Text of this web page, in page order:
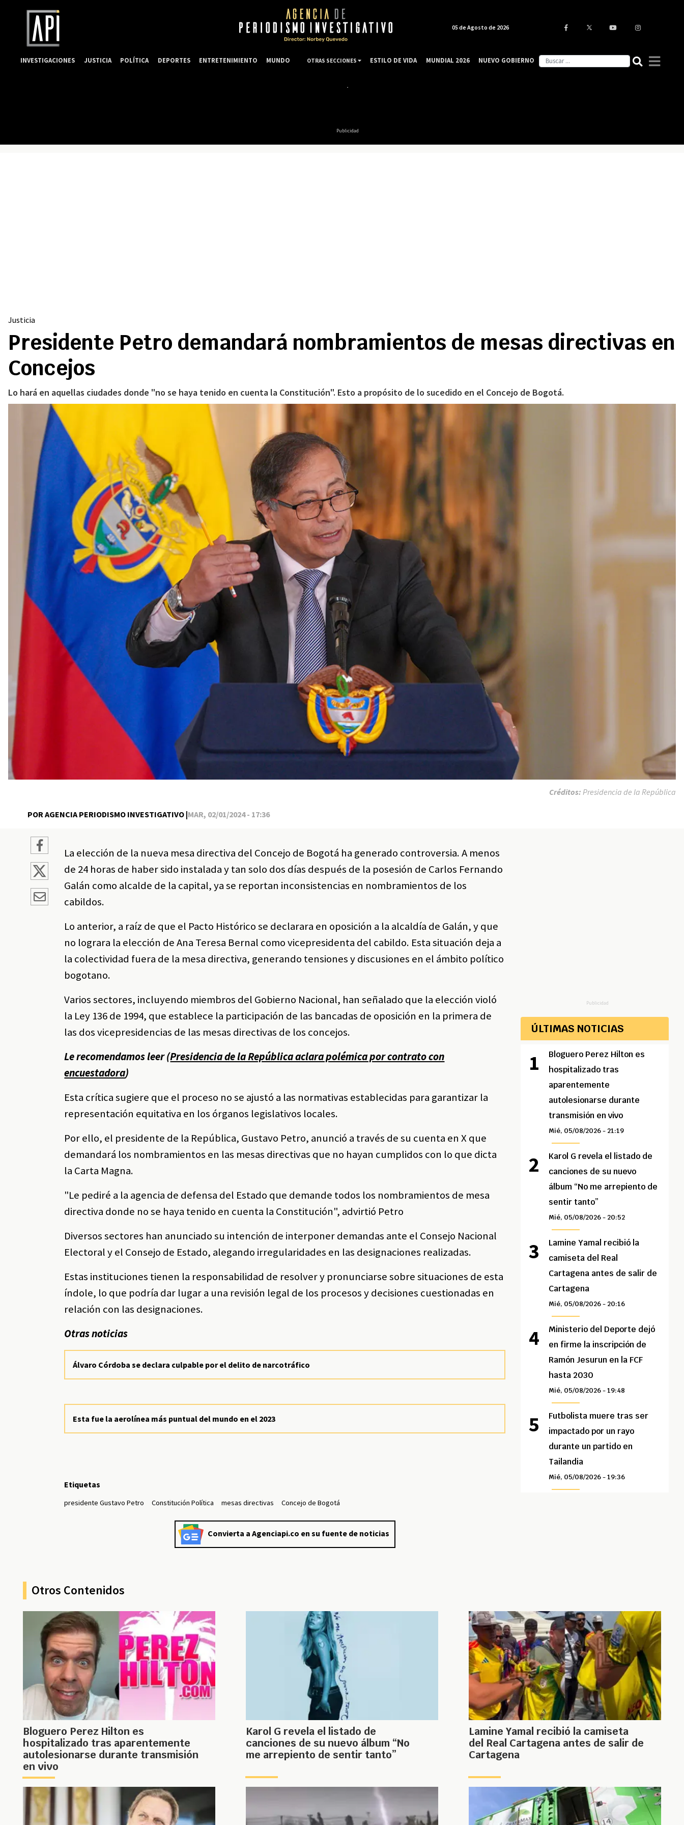
Publicidad
Justicia
Presidente Petro demandará nombramientos de mesas directivas en
Concejos
Lo hará en aquellas ciudades donde "no se haya tenido en cuenta la Constitución". Esto a propósito de lo sucedido en el Concejo de Bogotá.
POR AGENCIA PERIODISMO INVESTIGATIVO |MAR, 02/01/2024 - 17:36
Créditos: Presidencia de la República
La elección de la nueva mesa directiva del Concejo de Bogotá ha generado controversia. A menos
de 24 horas de haber sido instalada y tan solo dos días después de la posesión de Carlos Fernando
Galán como alcalde de la capital, ya se reportan inconsistencias en nombramientos de los
cabildos.
Lo anterior, a raíz de que el Pacto Histórico se declarara en oposición a la alcaldía de Galán, y que
no lograra la elección de Ana Teresa Bernal como vicepresidenta del cabildo. Esta situación deja a
la colectividad fuera de la mesa directiva, generando tensiones y discusiones en el ámbito político
bogotano.
Varios sectores, incluyendo miembros del Gobierno Nacional, han señalado que la elección violó
la Ley 136 de 1994, que establece la participación de las bancadas de oposición en la primera de
las dos vicepresidencias de las mesas directivas de los concejos.
Le recomendamos leer (Presidencia de la República aclara polémica por contrato con
encuestadora)
Esta crítica sugiere que el proceso no se ajustó a las normativas establecidas para garantizar la
representación equitativa en los órganos legislativos locales.
Por ello, el presidente de la República, Gustavo Petro, anunció a través de su cuenta en X que
demandará los nombramientos en las mesas directivas que no hayan cumplidos con lo que dicta
la Carta Magna.
"Le pediré a la agencia de defensa del Estado que demande todos los nombramientos de mesa
directiva donde no se haya tenido en cuenta la Constitución", advirtió Petro
Diversos sectores han anunciado su intención de interponer demandas ante el Consejo Nacional
Electoral y el Consejo de Estado, alegando irregularidades en las designaciones realizadas.
Estas instituciones tienen la responsabilidad de resolver y pronunciarse sobre situaciones de esta
índole, lo que podría dar lugar a una revisión legal de los procesos y decisiones cuestionadas en
relación con las designaciones.
Otras noticias
Álvaro Córdoba se declara culpable por el delito de narcotráfico
Esta fue la aerolínea más puntual del mundo en el 2023
Etiquetas
presidente Gustavo Petro Constitución Política mesas directivas Concejo de Bogotá
Convierta a Agenciapi.co en su fuente de noticias
Publicidad
ÚLTIMAS NOTICIAS
Bloguero Perez Hilton es
hospitalizado tras
aparentemente
autolesionarse durante
transmisión en vivo
Mié, 05/08/2026 - 21:19
Karol G revela el listado de
canciones de su nuevo
álbum “No me arrepiento de
sentir tanto”
Mié, 05/08/2026 - 20:52
Lamine Yamal recibió la
camiseta del Real
Cartagena antes de salir de
Cartagena
Mié, 05/08/2026 - 20:16
Ministerio del Deporte dejó
en firme la inscripción de
Ramón Jesurun en la FCF
hasta 2030
Mié, 05/08/2026 - 19:48
Futbolista muere tras ser
impactado por un rayo
durante un partido en
Tailandia
Mié, 05/08/2026 - 19:36
Otros Contenidos
Bloguero Perez Hilton es
hospitalizado tras aparentemente
autolesionarse durante transmisión
en vivo
Karol G revela el listado de
canciones de su nuevo álbum “No
me arrepiento de sentir tanto”
Lamine Yamal recibió la camiseta
del Real Cartagena antes de salir de
Cartagena
05 de Agosto de 2026
INVESTIGACIONES JUSTICIA POLÍTICA DEPORTES ENTRETENIMIENTO MUNDO OTRAS SECCIONES ESTILO DE VIDA MUNDIAL 2026 NUEVO GOBIERNO